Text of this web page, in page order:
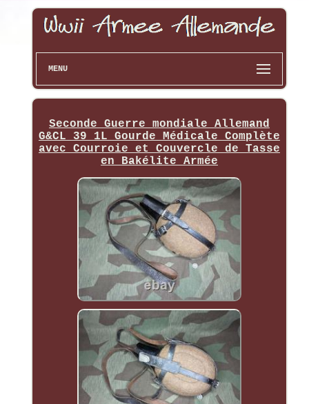
MENU
Seconde Guerre mondiale Allemand
G&CL 39 1L Gourde Médicale Complète
avec Courroie et Couvercle de Tasse
en Bakélite Armée